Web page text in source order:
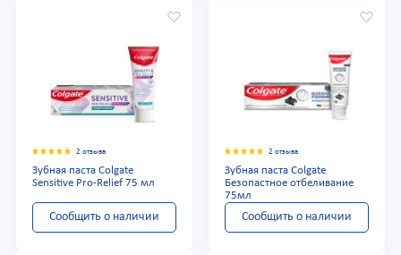
2 отзыва
Зубная паста Colgate
Sensitive Pro-Relief 75 мл
Сообщить о наличии
2 отзыва
Зубная паста Colgate
Безопастное отбеливание
75мл
Сообщить о наличии